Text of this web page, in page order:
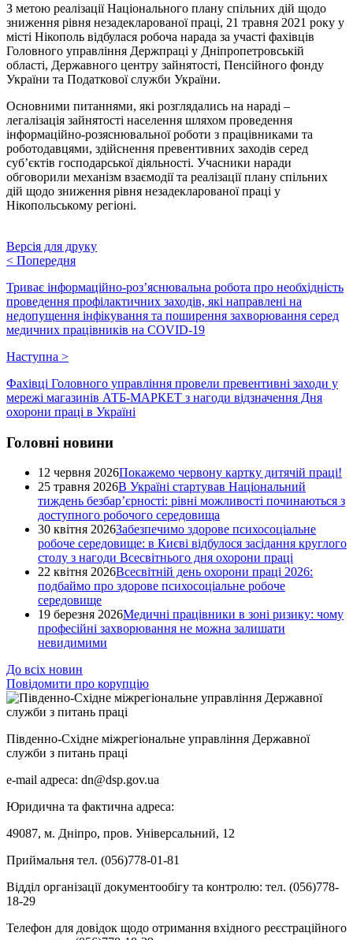
З метою реалізації Національного плану спільних дій щодо
зниження рівня незадекларованої праці, 21 травня 2021 року у
місті Нікополь відбулася робоча нарада за участі фахівців
Головного управління Держпраці у Дніпропетровській
області, Державного центру зайнятості, Пенсійного фонду
України та Податкової служби України.
Основними питаннями, які розглядались на нараді –
легалізація зайнятості населення шляхом проведення
інформаційно-розяснювальної роботи з працівниками та
роботодавцями, здійснення превентивних заходів серед
суб’єктів господарської діяльності. Учасники наради
обговорили механізм взаємодії та реалізації плану спільних
дій щодо зниження рівня незадекларованої праці у
Нікопольському регіоні.
Версія для друку
< Попередня
Триває інформаційно-роз’яснювальна робота про необхідність
проведення профілактичних заходів, які направлені на
недопущення інфікування та поширення захворювання серед
медичних працівників на COVID-19
Наступна >
Фахівці Головного управління провели превентивні заходи у
мережі магазинів АТБ-МАРКЕТ з нагоди відзначення Дня
охорони праці в Україні
Головні новини
12 червня 2026Покажемо червону картку дитячій праці!
25 травня 2026В Україні стартував Національний
тиждень безбар’єрності: рівні можливості починаються з
доступного робочого середовища
30 квітня 2026Забезпечимо здорове психосоціальне
робоче середовище: в Києві відбулося засідання круглого
столу з нагоди Всесвітнього дня охорони праці
22 квітня 2026Всесвітній день охорони праці 2026:
подбаймо про здорове психосоціальне робоче
середовище
19 березня 2026Медичні працівники в зоні ризику: чому
професійні захворювання не можна залишати
невидимими
До всіх новин
Повідомити про корупцію
Південно-Східне міжрегіональне управління Державної
служби з питань праці
e-mail адреса: dn@dsp.gov.ua
Юридична та фактична адреса:
49087, м. Дніпро, пров. Універсальний, 12
Приймальня тел. (056)778-01-81
Відділ організації документообігу та контролю: тел. (056)778-
18-29
Телефон для довідок щодо отримання вхідного реєстраційного